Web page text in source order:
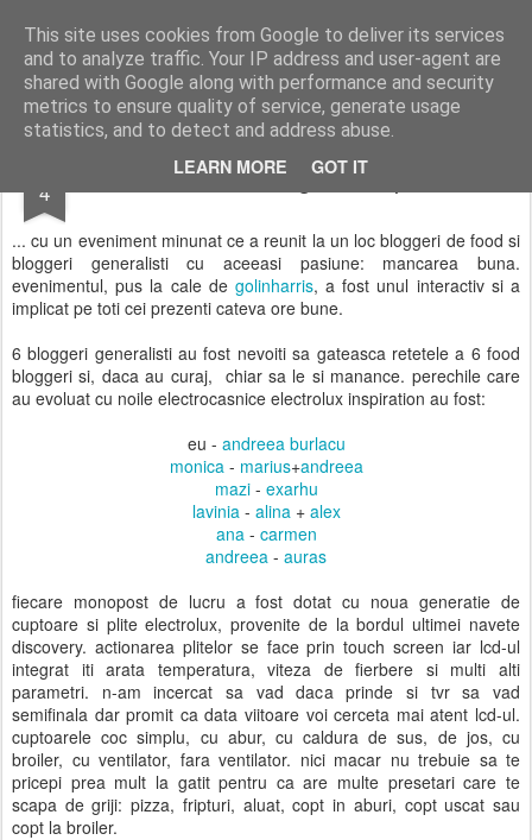
This site uses cookies from Google to deliver its services
and to analyze traffic. Your IP address and user-agent are
shared with Google along with performance and security
metrics to ensure quality of service, generate usage
statistics, and to detect and address abuse.
LEARN MORE GOT IT
wine and knives
4 electrolux a lansat gama inspiration...
... cu un eveniment minunat ce a reunit la un loc bloggeri de food si
bloggeri generalisti cu aceeasi pasiune: mancarea buna.
evenimentul, pus la cale de golinharris, a fost unul interactiv si a
implicat pe toti cei prezenti cateva ore bune.
6 bloggeri generalisti au fost nevoiti sa gateasca retetele a 6 food
bloggeri si, daca au curaj, chiar sa le si manance. perechile care
au evoluat cu noile electrocasnice electrolux inspiration au fost:
eu - andreea burlacu
monica- marius+andreea
mazi- exarhu
lavinia- alina+ alex
ana- carmen
andreea - auras
fiecare monopost de lucru a fost dotat cu noua generatie de
cuptoare si plite electrolux, provenite de la bordul ultimei navete
discovery. actionarea plitelor se face prin touch screen iar lcd-ul
integrat iti arata temperatura, viteza de fierbere si multi alti
parametri. n-am incercat sa vad daca prinde si tvr sa vad
semifinala dar promit ca data viitoare voi cerceta mai atent lcd-ul.
cuptoarele coc simplu, cu abur, cu caldura de sus, de jos, cu
broiler, cu ventilator, fara ventilator. nici macar nu trebuie sa te
pricepi prea mult la gatit pentru ca are multe presetari care te
scapa de griji: pizza, fripturi, aluat, copt in aburi, copt uscat sau
copt la broiler.